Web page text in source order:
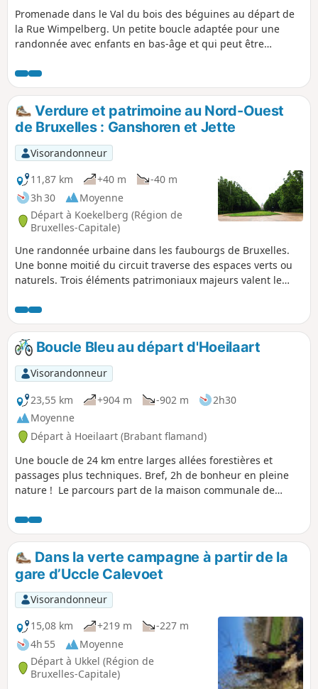
Promenade dans le Val du bois des béguines au départ de
la Rue Wimpelberg. Un petite boucle adaptée pour une
randonnée avec enfants en bas-âge et qui peut être
Verdure et patrimoine au Nord-Ouest
de Bruxelles : Ganshoren et Jette
Visorandonneur
11,87 km
+40 m
-40 m
3h 30
Moyenne
Départ à Koekelberg (Région de
Bruxelles-Capitale)
Une randonnée urbaine dans les faubourgs de Bruxelles.
Une bonne moitié du circuit traverse des espaces verts ou
naturels. Trois éléments patrimoniaux majeurs valent le
natale (musée) de René Magritte et la surprenante réplique
de la grotte mariale de Lourdes. Le reste du parcours
permet de découvrir la vie des quartiers populaires des
communes de Jette et de Ganshoren.
Boucle Bleu au départ d'Hoeilaart
Visorandonneur
23,55 km
+904 m -902 m
2h30
Moyenne
Départ à Hoeilaart (Brabant flamand)
Une boucle de 24 km entre larges allées forestières et
passages plus techniques. Bref, 2h de bonheur en pleine
nature ! Le parcours part de la maison communale de
avec le logo VTT bleu.
Dans la verte campagne à partir de la
gare d’Uccle Calevoet
Visorandonneur
15,08 km
+219 m
-227 m
4h 55
Moyenne
Départ à Ukkel (Région de
Bruxelles-Capitale)